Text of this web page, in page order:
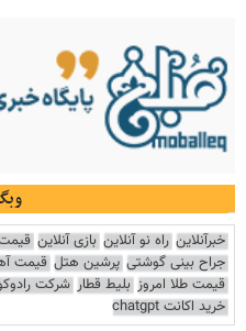
خبرآنلاین راه نو آنلاین بازی آنلاین
جراح بینی گوشتی پرشین هتل قیمت
قیمت طلا امروز بلیط قطار شرکت
خرید اکانت chatgpt